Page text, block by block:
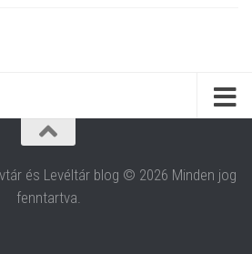
és Levéltár blog © 2026 Minden jog
fenntartva.